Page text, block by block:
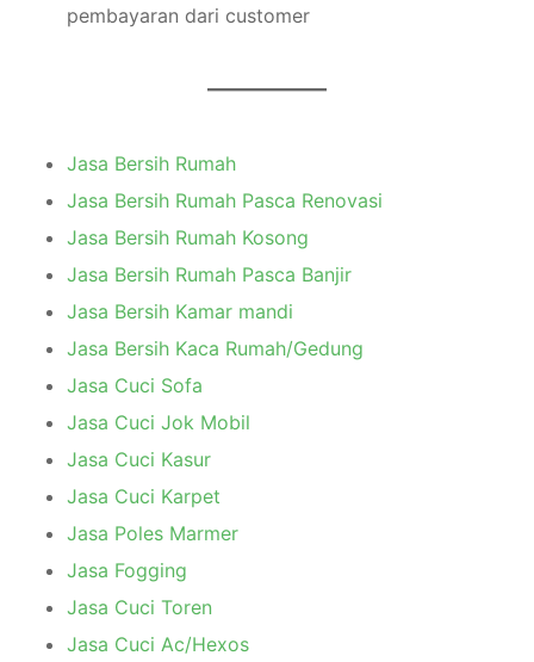
pembayaran dari customer
Jasa Bersih Rumah
Jasa Bersih Rumah Pasca Renovasi
Jasa Bersih Rumah Kosong
Jasa Bersih Rumah Pasca Banjir
Jasa Bersih Kamar mandi
Jasa Bersih Kaca Rumah/Gedung
Jasa Cuci Sofa
Jasa Cuci Jok Mobil
Jasa Cuci Kasur
Jasa Cuci Karpet
Jasa Poles Marmer
Jasa Fogging
Jasa Cuci Toren
Jasa Cuci Ac/Hexos